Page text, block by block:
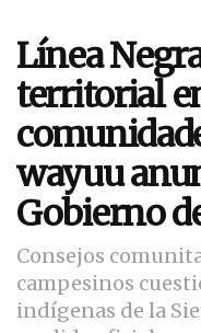
Línea
territorial
wayuu
Gobierno
Consejos
campesinos
indígenas de la